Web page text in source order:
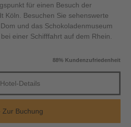
für einen Besuch der
Köln. Besuchen Sie sehenswerte
und das Schokoladenmuseum
einer Schifffahrt auf dem Rhein.
88% Kundenzufriedenheit
Hotel-Details
Zur Buchung